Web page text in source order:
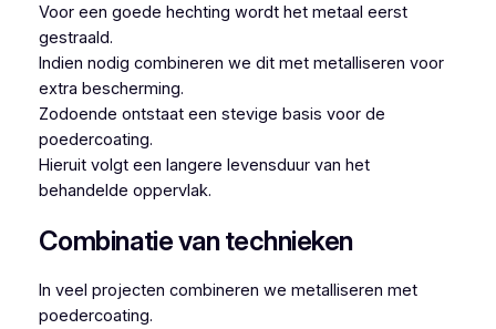
Voor een goede hechting wordt het metaal eerst
gestraald.
Indien nodig combineren we dit met metalliseren voor
extra bescherming.
Zodoende ontstaat een stevige basis voor de
poedercoating.
Hieruit volgt een langere levensduur van het
behandelde oppervlak.
Combinatie van technieken
In veel projecten combineren we metalliseren met
poedercoating.